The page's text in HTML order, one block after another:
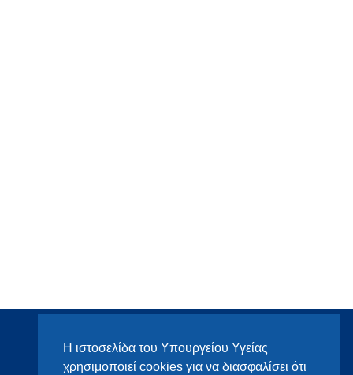
Η ιστοσελίδα του Υπουργείου Υγείας
χρησιμοποιεί cookies για να διασφαλίσει ότι